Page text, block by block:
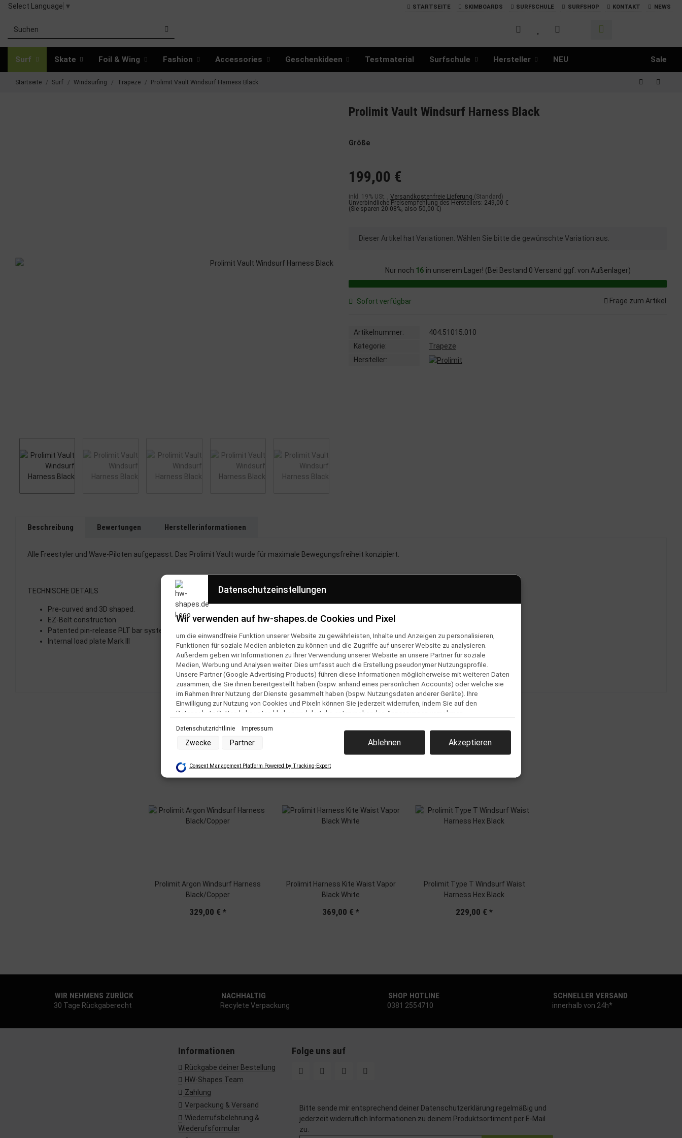
Select Language ▼ STARTSEITE SKIMBOARDS SURFSCHULE SURFSHOP KONTAKT NEWS
Surf Skate Foil & Wing Fashion Accessories Geschenkideen Testmaterial Surfschule Hersteller NEU Sale
Startseite Surf Windsurfing Trapeze Prolimit Vault Windsurf Harness Black
Prolimit Vault Windsurf Harness Black
Größe
199,00 €
inkl. 19% USt. , Versandkostenfreie Lieferung (Standard)
Unverbindliche Preisempfehlung des Herstellers: 249,00 €
(Sie sparen 20.08% , also 50,00 €)
xDieser Artikel hat Variationen. Wählen Sie bitte die gewünschte Variation aus.
Nur noch 16 in unserem Lager! (Bei Bestand 0 Versand ggf. von Außenlager)
Sofort verfügbar Frage zum Artikel
Artikelnummer:
404.51015.010
Kategorie:
Trapeze
Hersteller:
Beschreibung Bewertungen Herstellerinformationen
Alle Freestyler und Wave-Piloten aufgepasst. Das Prolimit Vault wurde für maximale Bewegungsfreiheit konzipiert.
TECHNISCHE DETAILS
Pre-curved and 3D shaped.
EZ-Belt construction
Patented pin-release PLT bar system
Internal load plate Mark III
Ähnliche Artikel
Prolimit Argon Windsurf Harness
Black/Copper
329,00 € *
Prolimit Harness Kite Waist Vapor
Black White
369,00 €*
Prolimit Type T Windsurf Waist
Harness Hex Black
229,00 €*
WIR NEHMENS ZURÜCK
30 Tage Rückgaberecht
NACHHALTIG
Recylete Verpackung
SHOP HOTLINE
0381 2554710
SCHNELLER VERSAND
innerhalb von 24h*
Informationen
Rückgabe deiner Bestellung
HW-Shapes Team
Zahlung
Verpackung & Versand
Wiederrufsbelehrung &
Wiederufsformular
Folge uns auf
Bitte sende mir entsprechend deiner Datenschutzerklärung regelmäßig und
jederzeit widerruflich Informationen zu deinem Produktsortiment per E-Mail
zu.
Datenschutzeinstellungen
Wir verwenden auf hw-shapes.de Cookies und Pixel
um die einwandfreie Funktion unserer Website zu gewährleisten, Inhalte und Anzeigen zu personalisieren,
Funktionen für soziale Medien anbieten zu können und die Zugriffe auf unserer Website zu analysieren.
Außerdem geben wir Informationen zu Ihrer Verwendung unserer Website an unsere Partner für soziale
Medien, Werbung und Analysen weiter. Dies umfasst auch die Erstellung pseudonymer Nutzungsprofile.
Unsere Partner (Google Advertising Products) führen diese Informationen möglicherweise mit weiteren Daten
zusammen, die Sie ihnen bereitgestellt haben (bspw. anhand eines persönlichen Accounts) oder welche sie
im Rahmen Ihrer Nutzung der Dienste gesammelt haben (bspw. Nutzungsdaten anderer Geräte). Ihre
Einwilligung zur Nutzung von Cookies und Pixeln können Sie jederzeit widerrufen, indem Sie auf den
Datenschutz-Button links unten klicken und dort die entsprechenden Anpassungen vornehmen.
Zwecke der Datenverarbeitung durch unsere Partner:
Speichern von oder Zugriff auf Informationen auf einem Endgerät
Verwendung reduzierter Daten zur Auswahl von Werbeanzeigen
Erstellung von Profilen für personalisierte Werbung
Verwendung von Profilen zur Auswahl personalisierter Werbung
Erstellung von Profilen zur Personalisierung von Inhalten
Analyse von Zielgruppen durch Statistiken oder Kombinationen von Daten aus verschiedenen Quellen
Entwicklung und Verbesserung der Angebote
Verwendung reduzierter Daten zur Auswahl von Inhalten
Datenschutzrichtlinie Impressum
Zwecke Partner Ablehnen Akzeptieren
Consent Management Platform Powered by Tracking-Expert